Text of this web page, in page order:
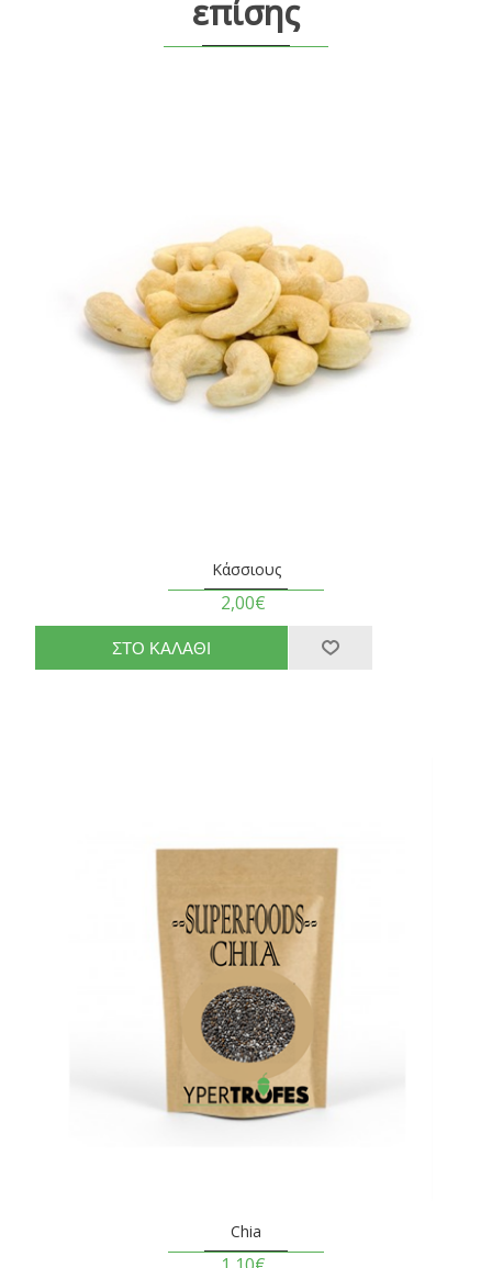
επίσης
Κάσσιους
2,00€
Chia